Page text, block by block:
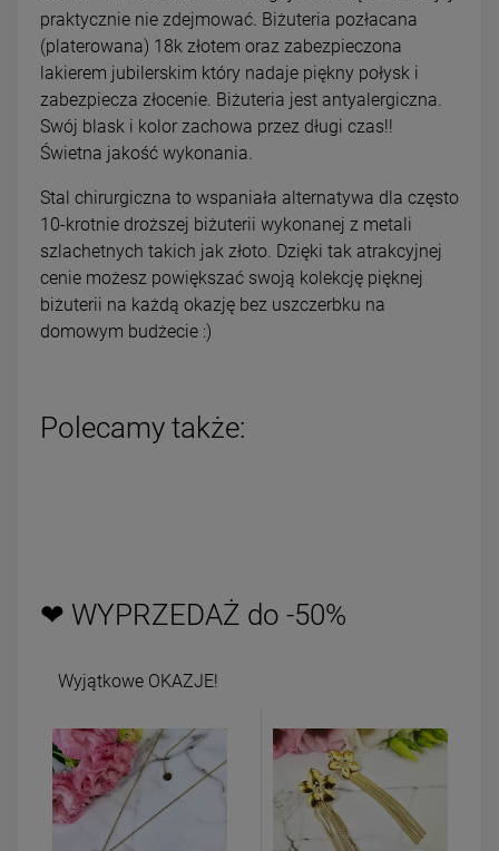
praktycznie nie zdejmować. Biżuteria pozłacana
(platerowana) 18k złotem oraz zabezpieczona
lakierem jubilerskim który nadaje piękny połysk i
zabezpiecza złocenie. Biżuteria jest antyalergiczna.
Swój blask i kolor zachowa przez długi czas!!
Świetna jakość wykonania.
Stal chirurgiczna to wspaniała alternatywa dla często
10-krotnie droższej biżuterii wykonanej z metali
szlachetnych takich jak złoto. Dzięki tak atrakcyjnej
cenie możesz powiększać swoją kolekcję pięknej
biżuterii na każdą okazję bez uszczerbku na
domowym budżecie :)
Polecamy także:
❤ WYPRZEDAŻ do -50%
Wyjątkowe OKAZJE!